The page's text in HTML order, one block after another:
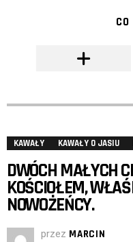
KAWAŁY KAWAŁY O JASIU
DWÓCH MAŁYCH
KOŚCIOŁEM,
NOWOŻEŃCY.
przez MARCIN